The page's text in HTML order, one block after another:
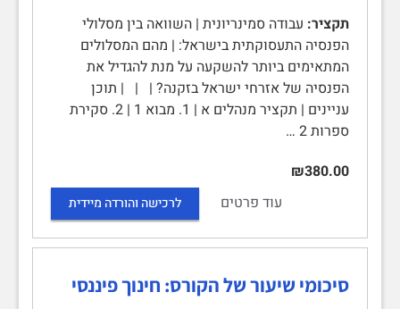
תקציר: עבודה סמינריונית | השוואה בין מסלולי
הפנסיה התעסוקתית בישראל: | מהם המסלולים
המתאימים ביותר להשקעה על מנת להגדיל את
הפנסיה של אזרחי ישראל בזקנה? | | | תוכן
עניינים | תקציר מנהלים א | 1. מבוא 1 | 2. סקירת
ספרות 2 …
₪380.00
עוד פרטים
לרכישה והורדה מיידית
סיכומי שיעור של הקורס: חינוך פיננסי